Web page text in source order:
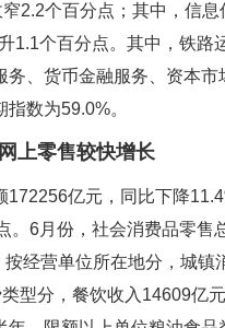
2.2个百分点；其中，信
1.1个百分点。其中，铁
务、货币金融服务、资本
数为59.0%。
上零售较快增长
172256亿元，同比下降
。6月份，社会消费品零
经营单位所在地分，城
型分，餐饮收入14609亿